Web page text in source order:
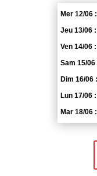
Mer 12/06 :
Jeu 13/06 :
Ven 14/06
Sam 15/06
Dim 16/06
Lun 17/06
Mar 18/06 :